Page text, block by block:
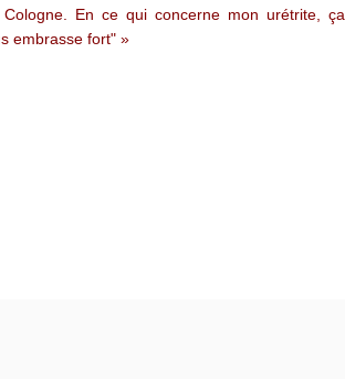
En ce qui concerne mon urétrite, ça
embrasse fort" »